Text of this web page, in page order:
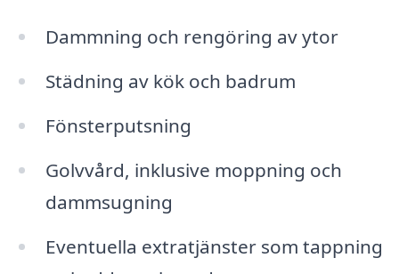
Dammning och rengöring av ytor
Städning av kök och badrum
Fönsterputsning
Golvvård, inklusive moppning och
dammsugning
Eventuella extratjänster som tappning